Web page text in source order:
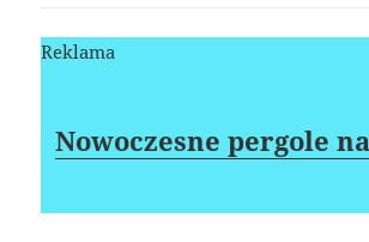
Reklama
Nowoczesne pergole